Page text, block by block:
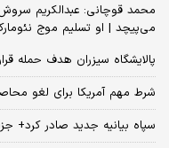
محمد قوچانی: عبدالکریم
می‌پیچد | او تسلیم موج
پالایشگاه سیزران هدف حمله
شرط مهم آمریکا برای لغو
سپاه بیانیه جدید صادر کرد+